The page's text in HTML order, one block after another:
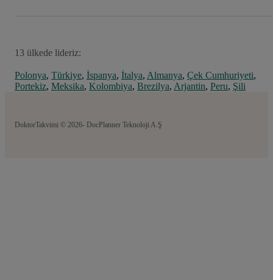
13 ülkede lideriz:
Polonya, Türkiye, İspanya, İtalya, Almanya, Çek Cumhuriyeti,
Portekiz, Meksika, Kolombiya, Brezilya, Arjantin, Peru, Şili
DoktorTakvimi © 2026- DocPlanner Teknoloji A.Ş